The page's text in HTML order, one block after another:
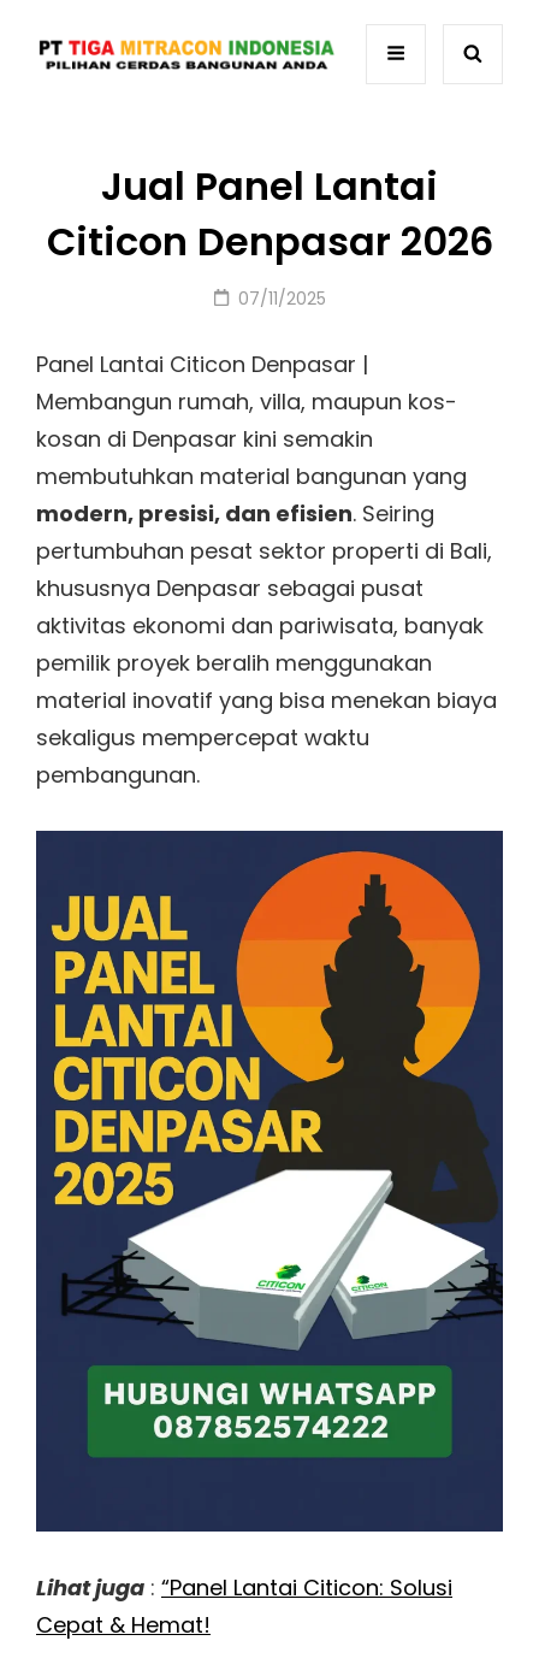
Jual Panel Lantai
Citicon Denpasar 2026
Posted
07/11/2025
Panel Lantai Citicon Denpasar |
Membangun rumah, villa, maupun kos-
kosan di Denpasar kini semakin
membutuhkan material bangunan yang
modern, presisi, dan efisien. Seiring
pertumbuhan pesat sektor properti di Bali,
khususnya Denpasar sebagai pusat
aktivitas ekonomi dan pariwisata, banyak
pemilik proyek beralih menggunakan
material inovatif yang bisa menekan biaya
sekaligus mempercepat waktu
pembangunan.
Lihat juga : “Panel Lantai Citicon: Solusi
Cepat & Hemat!